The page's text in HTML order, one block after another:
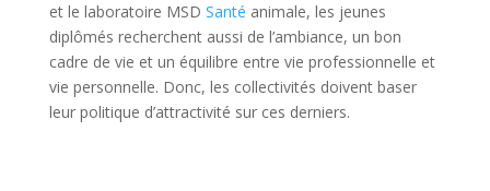
et le laboratoire MSD Santé animale, les jeunes
diplômés recherchent aussi de l’ambiance, un bon
cadre de vie et un équilibre entre vie professionnelle et
vie personnelle. Donc, les collectivités doivent baser
leur politique d’attractivité sur ces derniers.